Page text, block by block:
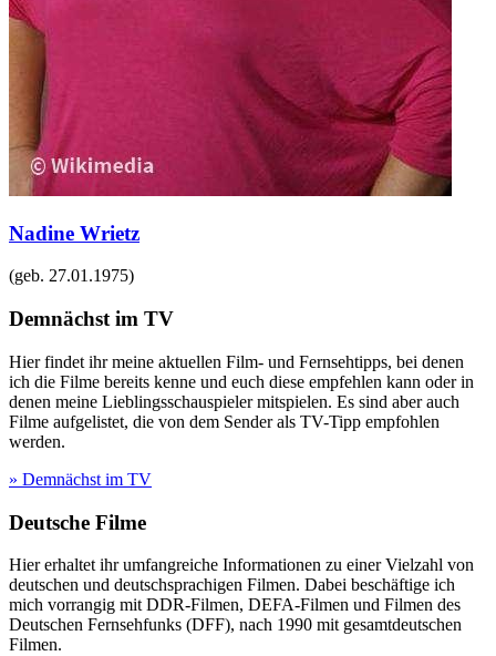
Nadine Wrietz
(geb. 27.01.1975)
Demnächst im TV
Hier findet ihr meine aktuellen Film- und Fernsehtipps, bei denen
ich die Filme bereits kenne und euch diese empfehlen kann oder in
denen meine Lieblingsschauspieler mitspielen. Es sind aber auch
Filme aufgelistet, die von dem Sender als TV-Tipp empfohlen
werden.
» Demnächst im TV
Deutsche Filme
Hier erhaltet ihr umfangreiche Informationen zu einer Vielzahl von
deutschen und deutschsprachigen Filmen. Dabei beschäftige ich
mich vorrangig mit DDR-Filmen, DEFA-Filmen und Filmen des
Deutschen Fernsehfunks (DFF), nach 1990 mit gesamtdeutschen
Filmen.